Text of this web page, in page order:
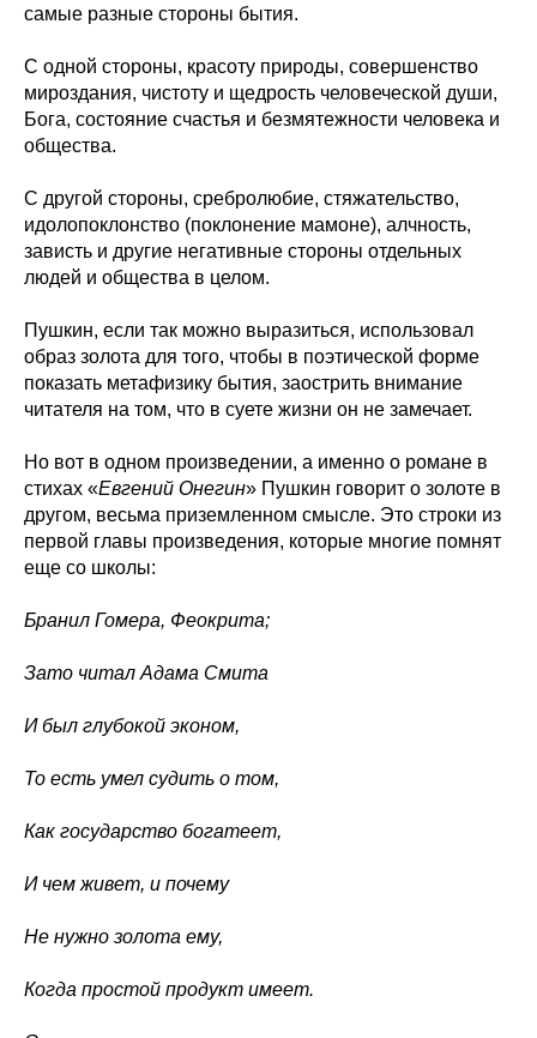
самые разные стороны бытия.
С одной стороны, красоту природы, совершенство
мироздания, чистоту и щедрость человеческой души,
Бога, состояние счастья и безмятежности человека и
общества.
С другой стороны, сребролюбие, стяжательство,
идолопоклонство (поклонение мамоне), алчность,
зависть и другие негативные стороны отдельных
людей и общества в целом.
Пушкин, если так можно выразиться, использовал
образ золота для того, чтобы в поэтической форме
показать метафизику бытия, заострить внимание
читателя на том, что в суете жизни он не замечает.
Но вот в одном произведении, а именно о романе в
стихах «Евгений Онегин» Пушкин говорит о золоте в
другом, весьма приземленном смысле. Это строки из
первой главы произведения, которые многие помнят
еще со школы:
Бранил Гомера, Феокрита;
Зато читал Адама Смита
И был глубокой эконом,
То есть умел судить о том,
Как государство богатеет,
И чем живет, и почему
Не нужно золота ему,
Когда простой продукт имеет.